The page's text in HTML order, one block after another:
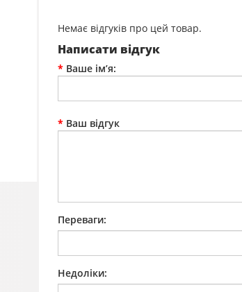
Немає відгуків про цей товар.
Написати відгук
Ваше ім’я:
Ваш відгук
Переваги:
Недоліки: